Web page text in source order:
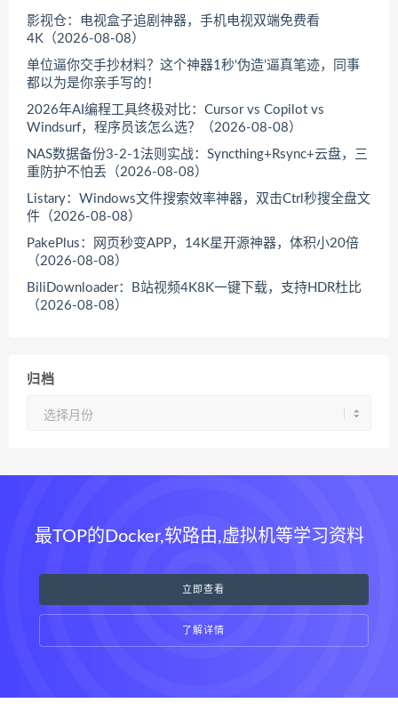
影视仓：电视盒子追剧神器，手机电视双端免费看
4K（2026-08-08）
单位逼你交手抄材料？这个神器1秒‘伪造’逼真笔迹，同事
都以为是你亲手写的！
2026年AI编程工具终极对比：Cursor vs Copilot vs
Windsurf，程序员该怎么选？（2026-08-08）
NAS数据备份3-2-1法则实战：Syncthing+Rsync+云盘，三
重防护不怕丢（2026-08-08）
Listary：Windows文件搜索效率神器，双击Ctrl秒搜全盘文
件（2026-08-08）
PakePlus：网页秒变APP，14K星开源神器，体积小20倍
（2026-08-08）
BiliDownloader：B站视频4K8K一键下载，支持HDR杜比
（2026-08-08）
归档
最TOP的Docker,软路由,虚拟机等学习资料
立即查看
了解详情